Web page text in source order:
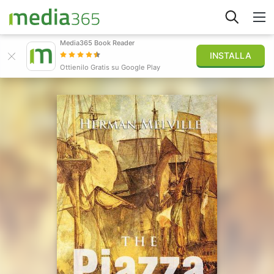
Accedi
Pubblica
Media365 Book Reader
Ottienilo Gratis su Google Play
INSTALLA